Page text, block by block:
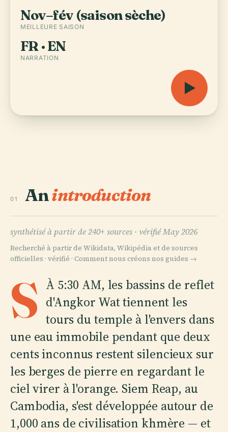
Nov–fév (saison sèche)
MEILLEURE SAISON
FR · EN
NARRATION
01 Anintroduction
synthétisé à partir de 240+ sources · vérifié May 2026
Recherché à partir de Wikidata, Wikipédia et de sources
officielles · vérifié · Comment nous créons nos guides →
S À 5:30 AM, les bassins de reflet
d'Angkor Wat tiennent les
tours du temple à l'envers dans
une eau immobile pendant que deux
cents inconnus restent silencieux sur
les berges de pierre en regardant le
ciel virer à l'orange. Siem Reap, au
Cambodia, s'est développée autour de
1,000 ans de civilisation khmère — et